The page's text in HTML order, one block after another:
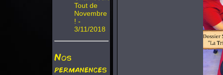
Tout de
Novembre
! -
3/11/2018
Nos
permanences